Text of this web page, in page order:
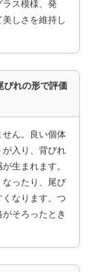
ス模様、発
しさを維持し
びれの形で評価
ん。良い個体
入り、背びれ
生まれます。
なったり、尾び
なります。つ
そろったとき